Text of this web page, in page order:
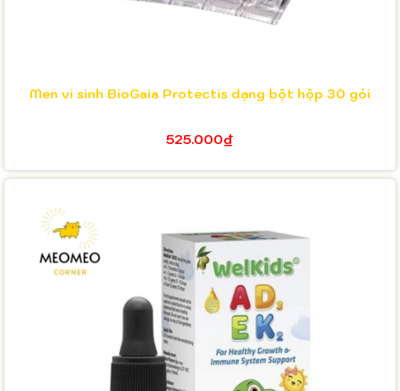
Men vi sinh BioGaia Protectis dạng bột hộp 30 gói
525.000₫